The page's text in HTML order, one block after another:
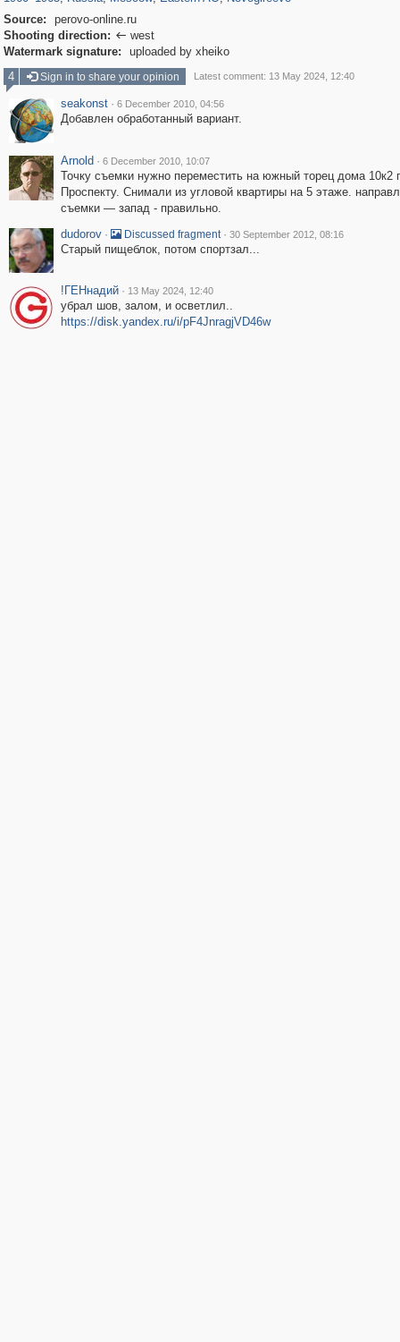
Source:
perovo-online.ru
Shooting direction:  west
Watermark signature:
uploaded by xheiko
4
Sign in to share your opinion Latest comment: 13 May 2024, 12:40
seakonst · 6 December 2010, 04:56
Добавлен обработанный вариант.
Arnold · 6 December 2010, 10:07
Точку съемки нужно переместить на южный торец дома 10к2
Проспекту. Снимали из угловой квартиры на 5 этаже.
съемки — запад - правильно.
dudorov · Discussed fragment · 30 September 2012, 08:16
Старый пищеблок, потом спортзал...
!ГЕНнадий · 13 May 2024, 12:40
убрал шов, залом, и осветлил..
https://disk.yandex.ru/i/pF4JnragjVD46w